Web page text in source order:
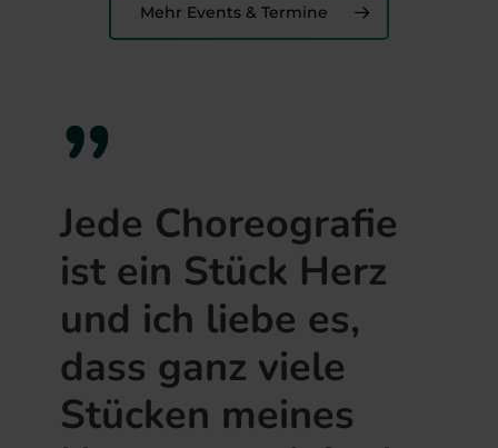
Mehr Events & Termine
”
Jede Choreografie
ist ein Stück Herz
und ich liebe es,
dass ganz viele
Stücken meines